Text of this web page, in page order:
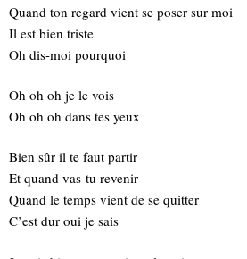
Quand ton regard vient se poser sur moi
Il est bien triste
Oh dis-moi pourquoi
Oh oh oh je le vois
Oh oh oh dans tes yeux
Bien sûr il te faut partir
Et quand vas-tu revenir
Quand le temps vient de se quitter
C’est dur oui je sais